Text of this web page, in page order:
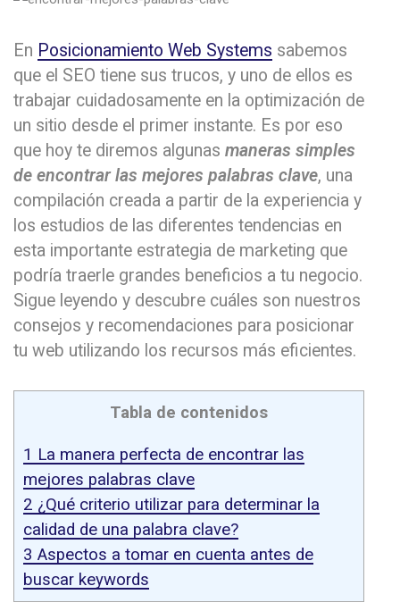
En Posicionamiento Web Systems sabemos
que el SEO tiene sus trucos, y uno de ellos es
trabajar cuidadosamente en la optimización de
un sitio desde el primer instante. Es por eso
que hoy te diremos algunas maneras simples
de encontrar las mejores palabras clave, una
compilación creada a partir de la experiencia y
los estudios de las diferentes tendencias en
esta importante estrategia de marketing que
podría traerle grandes beneficios a tu negocio.
Sigue leyendo y descubre cuáles son nuestros
consejos y recomendaciones para posicionar
tu web utilizando los recursos más eficientes.
Tabla de contenidos
1 La manera perfecta de encontrar las
mejores palabras clave
2 ¿Qué criterio utilizar para determinar la
calidad de una palabra clave?
3 Aspectos a tomar en cuenta antes de
buscar keywords